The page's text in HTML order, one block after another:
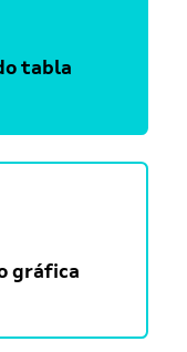
tabla
gráfica